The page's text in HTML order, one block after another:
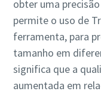
obter uma
permite o uso de
ferramenta, para
tamanho em
significa que a
aumentada em